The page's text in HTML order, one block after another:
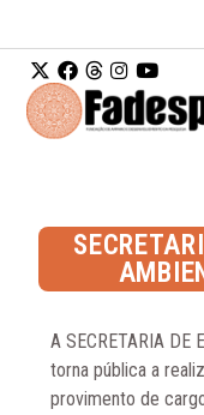
conteúdo
A SECRETARIA DE
torna pública a
provimento de